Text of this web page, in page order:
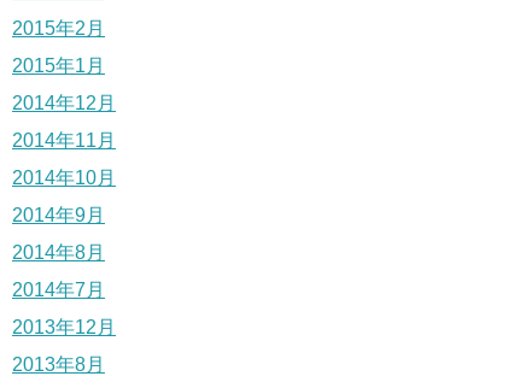
2015年2月
2015年1月
2014年12月
2014年11月
2014年10月
2014年9月
2014年8月
2014年7月
2013年12月
2013年8月